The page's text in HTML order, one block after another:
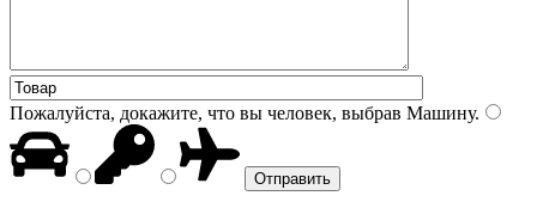
Пожалуйста, докажите, что вы человек, выбрав Машину.